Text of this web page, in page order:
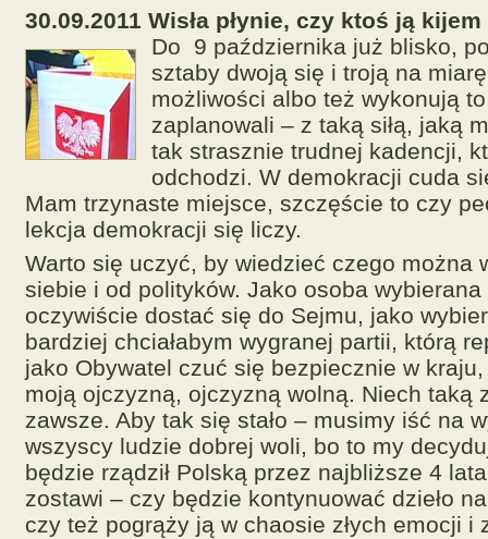
30.09.2011 Wisła płynie, czy ktoś ją
Do 9 października już blisko,
sztaby dwoją się i troją na
możliwości albo też wykonują
zaplanowali – z taką siłą, jaką
tak strasznie trudnej kadencji,
odchodzi. W demokracji cuda
Mam trzynaste miejsce, szczęście to czy
lekcja demokracji się liczy.
Warto się uczyć, by wiedzieć czego można
siebie i od polityków. Jako osoba wybierana
oczywiście dostać się do Sejmu, jako
bardziej chciałabym wygranej partii, którą
jako Obywatel czuć się bezpiecznie w
moją ojczyzną, ojczyzną wolną. Niech taką
zawsze. Aby tak się stało – musimy iść na
wszyscy ludzie dobrej woli, bo to my
będzie rządził Polską przez najbliższe 4
zostawi – czy będzie kontynuować dzieło
czy też pogrąży ją w chaosie złych emocji i